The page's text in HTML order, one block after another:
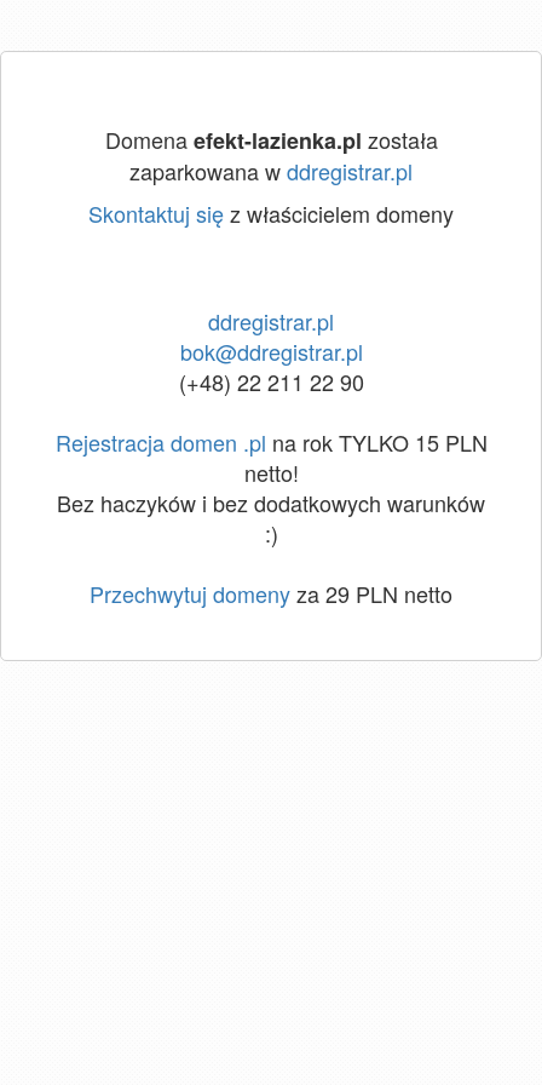
Domenaefekt-lazienka.pl została
zaparkowana wddregistrar.pl
Skontaktuj sięz właścicielem domeny
ddregistrar.pl
bok@ddregistrar.pl
(+48) 22 211 22 90
Rejestracja domen .pl na rok TYLKO 15 PLN
netto!
Bez haczyków i bez dodatkowych warunków
:)
Przechwytuj domenyza 29 PLN netto